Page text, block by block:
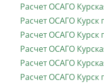
Расчет ОСАГО
Расчет ОСАГО
Расчет ОСАГО Курск